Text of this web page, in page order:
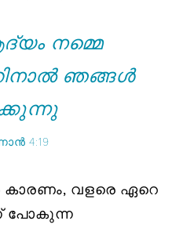
നമ്മെ
ഞങ്ങൾ
4:19
വളരെ ഏറെ
പോകുന്ന